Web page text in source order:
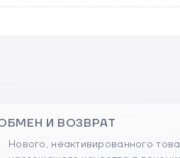
И ВОЗВРАТ
Нового, неактивированного